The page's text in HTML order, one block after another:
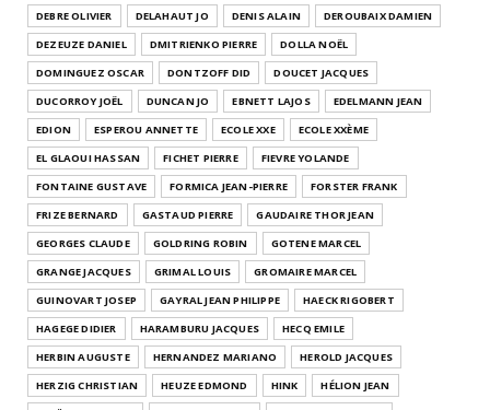
DEBRE OLIVIER
DELAHAUT JO DENIS ALAIN
DEROUBAIX DAMIEN
DEZEUZE DANIEL
DMITRIENKO PIERRE
DOLLA NOËL
DOMINGUEZ OSCAR
DONTZOFF DID
DOUCET JACQUES
DUCORROY JOËL
DUNCAN JO EBNETT LAJOS
EDELMANN JEAN
EDION
ESPEROU ANNETTE ECOLE XXE
ECOLE XXÈME
EL GLAOUI HASSAN
FICHET PIERRE
FIEVRE YOLANDE
FONTAINE GUSTAVE
FORMICA JEAN-PIERRE
FORSTER FRANK
FRIZE BERNARD
GASTAUD PIERRE
GAUDAIRE THOR JEAN
GEORGES CLAUDE
GOLDRING ROBIN
GOTENE MARCEL
GRANGE JACQUES
GRIMAL LOUIS
GROMAIRE MARCEL
GUINOVART JOSEP
GAYRAL JEAN PHILIPPE
HAECK RIGOBERT
HAGEGE DIDIER
HARAMBURU JACQUES
HECQ EMILE
HERBIN AUGUSTE
HERNANDEZ MARIANO
HEROLD JACQUES
HERZIG CHRISTIAN
HEUZE EDMOND HINK
HÉLION JEAN